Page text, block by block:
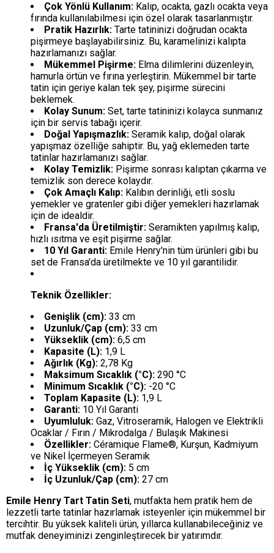
Çok Yönlü Kullanım: Kalıp, ocakta, gazlı ocakta veya
fırında kullanılabilmesi için özel olarak tasarlanmıştır.
Pratik Hazırlık: Tarte tatininizi doğrudan ocakta
pişirmeye başlayabilirsiniz. Bu, karamelinizi kalıpta
hazırlamanızı sağlar.
Mükemmel Pişirme: Elma dilimlerini düzenleyin,
hamurla örtün ve fırına yerleştirin. Mükemmel bir tarte
tatin için geriye kalan tek şey, pişirme sürecini
beklemek.
Kolay Sunum: Set, tarte tatininizi kolayca sunmanız
için bir servis tabağı içerir.
Doğal Yapışmazlık: Seramik kalıp, doğal olarak
yapışmaz özelliğe sahiptir. Bu, yağ eklemeden tarte
tatinlar hazırlamanızı sağlar.
Kolay Temizlik: Pişirme sonrası kalıptan çıkarma ve
temizlik son derece kolaydır.
Çok Amaçlı Kalıp: Kalıbın derinliği, etli soslu
yemekler ve gratenler gibi diğer yemekleri hazırlamak
için de idealdir.
Fransa'da Üretilmiştir: Seramikten yapılmış kalıp,
hızlı ısıtma ve eşit pişirme sağlar.
10 Yıl Garanti: Emile Henry'nin tüm ürünleri gibi bu
set de Fransa'da üretilmekte ve 10 yıl garantilidir.
Teknik Özellikler:
Genişlik (cm): 33 cm
Uzunluk/Çap (cm): 33 cm
Yükseklik (cm): 6,5 cm
Kapasite (L): 1,9 L
Ağırlık (Kg): 2,78 Kg
Maksimum Sıcaklık (°C): 290 °C
Minimum Sıcaklık (°C): -20 °C
Toplam Kapasite (L): 1,9 L
Garanti: 10 Yıl Garanti
Uyumluluk: Gaz, Vitroseramik, Halogen ve Elektrikli
Ocaklar / Fırın / Mikrodalga / Bulaşık Makinesi
Özellikler: Céramique Flame®, Kurşun, Kadmiyum
ve Nikel İçermeyen Seramik
İç Yükseklik (cm): 5 cm
İç Uzunluk/Çap (cm): 27 cm
Emile Henry Tart Tatin Seti, mutfakta hem pratik hem de
lezzetli tarte tatinlar hazırlamak isteyenler için mükemmel bir
tercihtir. Bu yüksek kaliteli ürün, yıllarca kullanabileceğiniz ve
mutfak deneyiminizi zenginleştirecek bir yatırımdır.